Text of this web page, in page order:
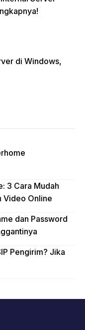
di Windows,
3 Cara Mudah
Video Online
dan Password
Pengirim? Jika